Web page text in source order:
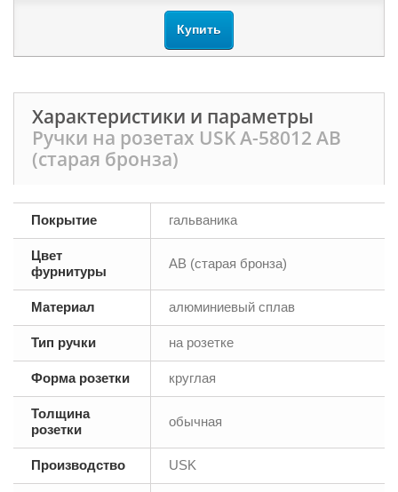
Купить
Характеристики и параметры
Ручки на розетах USK A-58012 AB
(старая бронза)
Покрытие гальваника
Цвет
фурнитуры
AB (старая бронза)
Материал алюминиевый сплав
Тип ручки на розетке
Форма розетки круглая
Толщина
розетки
обычная
Производство USK